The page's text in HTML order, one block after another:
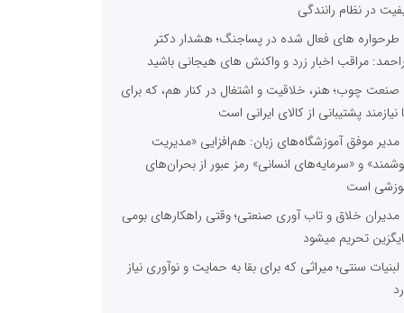
در نظام رانندگی
طرحواره های فعال شده در پساجنگ؛ هشدار دکتر
مراقب اخبار زرد و واکنش های هیجانی باشید
صنعت چوب؛ هنر، خلاقیت و اشتغال در کنار هم، که برای
نیازمند پشتیبانی از کالای ایرانی است
مدیر موفق آموزشگاه‌های زبان: هم‌افزایی «مدیریت
و «سرمایه‌های انسانی» رمز عبور از بحران‌های
است
مدیران خلاق و تاب آوری صنعتی؛ وقتی راهکارهای بومی
تحریم میشود
لبنیات سنتی؛ میراثی که برای بقا به حمایت و نوآوری نیاز